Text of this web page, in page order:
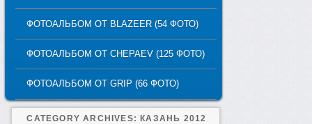
ФОТОАЛЬБОМ ОТ BLAZEER (54 ФОТО)
ФОТОАЛЬБОМ ОТ CHEPAEV (125 ФОТО)
ФОТОАЛЬБОМ ОТ GRIP (66 ФОТО)
CATEGORY ARCHIVES:КАЗАНЬ 2012